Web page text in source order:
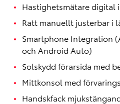
Hastighetsmätare digital
Ratt manuellt justerbar i
Smartphone Integration
och Android Auto)
Solskydd förarsida med
Mittkonsol med
Handskfack